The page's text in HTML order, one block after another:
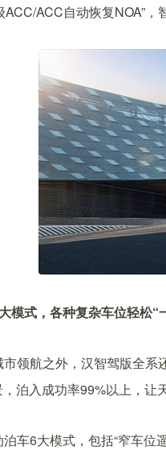
ACC自动恢复NOA”，
式，各种复杂车位轻松“
领航之外，汉智驾版全
泊入成功率99%以上，让
车6大模式，包括“窄车